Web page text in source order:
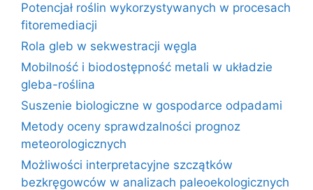
Potencjał roślin wykorzystywanych w procesach
fitoremediacji
Rola gleb w sekwestracji węgla
Mobilność i biodostępność metali w układzie
gleba-roślina
Suszenie biologiczne w gospodarce odpadami
Metody oceny sprawdzalności prognoz
meteorologicznych
Możliwości interpretacyjne szczątków
bezkręgowców w analizach paleoekologicznych